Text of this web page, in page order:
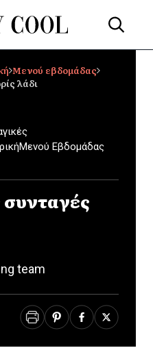
Μενού εβδομάδας
λάδι
Μενού Εβδομάδας
συνταγές
team